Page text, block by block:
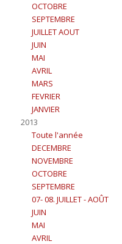
OCTOBRE
SEPTEMBRE
JUILLET AOUT
JUIN
MAI
AVRIL
MARS
FEVRIER
JANVIER
2013
Toute l'année
DECEMBRE
NOVEMBRE
OCTOBRE
SEPTEMBRE
07- 08. JUILLET - AOÛT
JUIN
MAI
AVRIL